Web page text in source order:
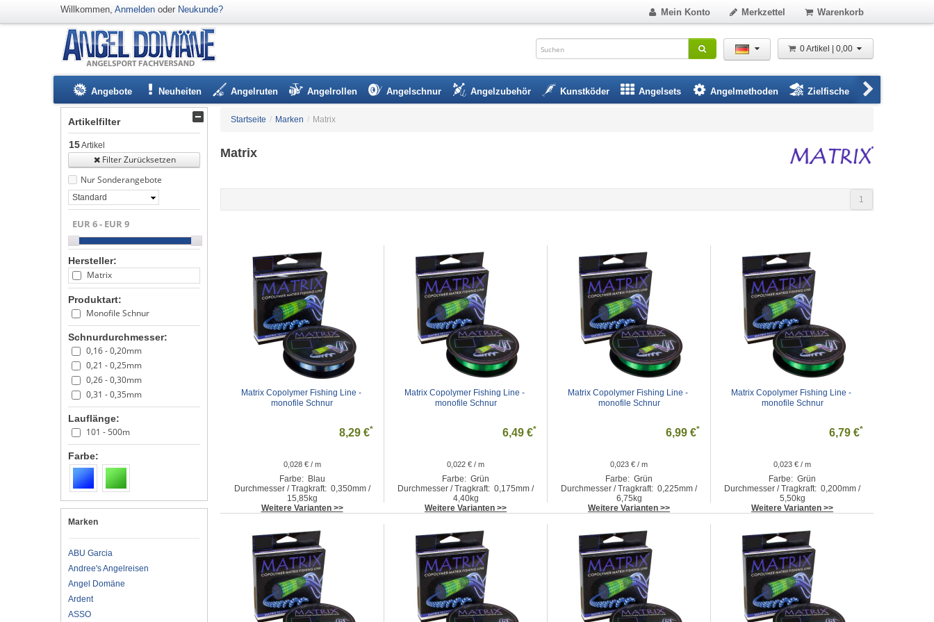
Willkommen, Anmelden oder Neukunde? Mein Konto Merkzettel Warenkorb
0 Artikel | 0,00
Angebote Neuheiten Angelruten Angelrollen Angelschnur Angelzubehör Kunstköder Angelsets Angelmethoden Zielfische
Artikelfilter
15Artikel
Filter Zurücksetzen
Nur Sonderangebote
Standard
Hersteller:
Matrix
Produktart:
Monofile Schnur
Schnurdurchmesser:
0,16 - 0,20mm
0,21 - 0,25mm
0,26 - 0,30mm
0,31 - 0,35mm
Lauflänge:
101 - 500m
Farbe:
Marken
ABU Garcia
Andree's Angelreisen
Angel Domäne
Ardent
ASSO
Startseite / Marken / Matrix
Matrix
1
Matrix Copolymer Fishing Line -
monofile Schnur
8,29 €*
0,028 € / m
Farbe: Blau
Durchmesser / Tragkraft: 0,350mm /
15,85kg
Weitere Varianten >>
Matrix Copolymer Fishing Line -
monofile Schnur
6,49 €*
0,022 € / m
Farbe: Grün
Durchmesser / Tragkraft: 0,175mm /
4,40kg
Weitere Varianten >>
Matrix Copolymer Fishing Line -
monofile Schnur
6,99 €*
0,023 € / m
Farbe: Grün
Durchmesser / Tragkraft: 0,225mm /
6,75kg
Weitere Varianten >>
Matrix Copolymer Fishing Line -
monofile Schnur
6,79 €*
0,023 € / m
Farbe: Grün
Durchmesser / Tragkraft: 0,200mm /
5,50kg
Weitere Varianten >>